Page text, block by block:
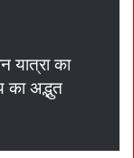
यात्रा का
का अद्भुत